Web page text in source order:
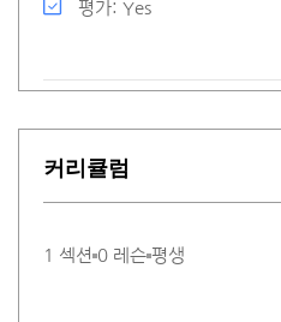
커리큘럼
1 섹션 0 레슨 평생
평가 Yes